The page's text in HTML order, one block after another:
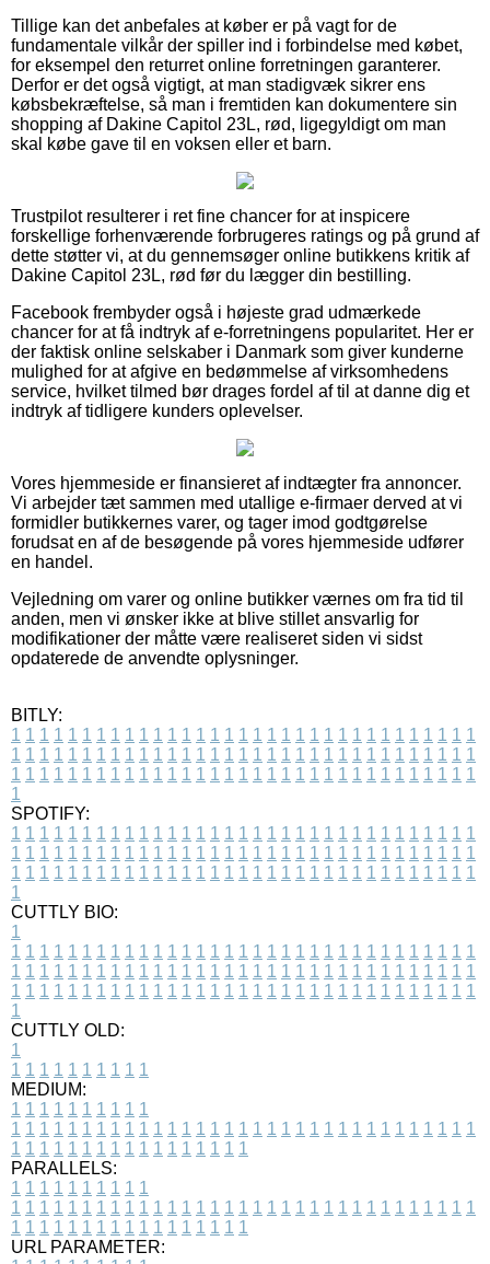
Tillige kan det anbefales at køber er på vagt for de
fundamentale vilkår der spiller ind i forbindelse med købet,
for eksempel den returret online forretningen garanterer.
Derfor er det også vigtigt, at man stadigvæk sikrer ens
købsbekræftelse, så man i fremtiden kan dokumentere sin
shopping af Dakine Capitol 23L, rød, ligegyldigt om man
skal købe gave til en voksen eller et barn.
Trustpilot resulterer i ret fine chancer for at inspicere
forskellige forhenværende forbrugeres ratings og på grund af
dette støtter vi, at du gennemsøger online butikkens kritik af
Dakine Capitol 23L, rød før du lægger din bestilling.
Facebook frembyder også i højeste grad udmærkede
chancer for at få indtryk af e-forretningens popularitet. Her er
der faktisk online selskaber i Danmark som giver kunderne
mulighed for at afgive en bedømmelse af virksomhedens
service, hvilket tilmed bør drages fordel af til at danne dig et
indtryk af tidligere kunders oplevelser.
Vores hjemmeside er finansieret af indtægter fra annoncer.
Vi arbejder tæt sammen med utallige e-firmaer derved at vi
formidler butikkernes varer, og tager imod godtgørelse
forudsat en af de besøgende på vores hjemmeside udfører
en handel.
Vejledning om varer og online butikker værnes om fra tid til
anden, men vi ønsker ikke at blive stillet ansvarlig for
modifikationer der måtte være realiseret siden vi sidst
opdaterede de anvendte oplysninger.
BITLY:
1 1 1 1 1 1 1 1 1 1 1 1 1 1 1 1 1 1 1 1 1 1 1 1 1 1 1 1 1 1 1 1 1
1 1 1 1 1 1 1 1 1 1 1 1 1 1 1 1 1 1 1 1 1 1 1 1 1 1 1 1 1 1 1 1 1
1 1 1 1 1 1 1 1 1 1 1 1 1 1 1 1 1 1 1 1 1 1 1 1 1 1 1 1 1 1 1 1 1
1
SPOTIFY:
1 1 1 1 1 1 1 1 1 1 1 1 1 1 1 1 1 1 1 1 1 1 1 1 1 1 1 1 1 1 1 1 1
1 1 1 1 1 1 1 1 1 1 1 1 1 1 1 1 1 1 1 1 1 1 1 1 1 1 1 1 1 1 1 1 1
1 1 1 1 1 1 1 1 1 1 1 1 1 1 1 1 1 1 1 1 1 1 1 1 1 1 1 1 1 1 1 1 1
1
CUTTLY BIO:
1
1 1 1 1 1 1 1 1 1 1 1 1 1 1 1 1 1 1 1 1 1 1 1 1 1 1 1 1 1 1 1 1 1
1 1 1 1 1 1 1 1 1 1 1 1 1 1 1 1 1 1 1 1 1 1 1 1 1 1 1 1 1 1 1 1 1
1 1 1 1 1 1 1 1 1 1 1 1 1 1 1 1 1 1 1 1 1 1 1 1 1 1 1 1 1 1 1 1 1
1
CUTTLY OLD:
1
1 1 1 1 1 1 1 1 1 1
MEDIUM:
1 1 1 1 1 1 1 1 1 1
1 1 1 1 1 1 1 1 1 1 1 1 1 1 1 1 1 1 1 1 1 1 1 1 1 1 1 1 1 1 1 1 1
1 1 1 1 1 1 1 1 1 1 1 1 1 1 1 1 1
PARALLELS:
1 1 1 1 1 1 1 1 1 1
1 1 1 1 1 1 1 1 1 1 1 1 1 1 1 1 1 1 1 1 1 1 1 1 1 1 1 1 1 1 1 1 1
1 1 1 1 1 1 1 1 1 1 1 1 1 1 1 1 1
URL PARAMETER: